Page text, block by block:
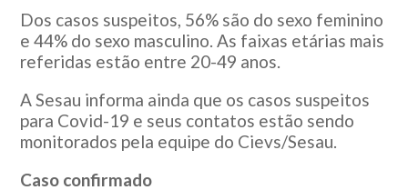
Dos casos suspeitos, 56% são do sexo feminino
e 44% do sexo masculino. As faixas etárias mais
referidas estão entre 20-49 anos.
A Sesau informa ainda que os casos suspeitos
para Covid-19 e seus contatos estão sendo
monitorados pela equipe do Cievs/Sesau.
Caso confirmado